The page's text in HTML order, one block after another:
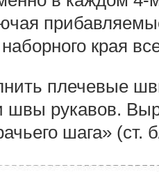
края
плечевые
рукавов.
шага» (ст.